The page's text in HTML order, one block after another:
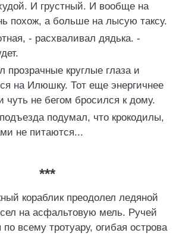
И грустный. И вообще на
похож, а больше на лысую таксу.
- расхваливал дядька. -
прозрачные круглые глаза и
на Илюшку. Тот еще энергичнее
чуть не бегом бросился к дому.
подумал, что крокодилы,
не питаются...
***
кораблик преодолел ледяной
сел на асфальтовую мель. Ручей
всему тротуару, огибая острова